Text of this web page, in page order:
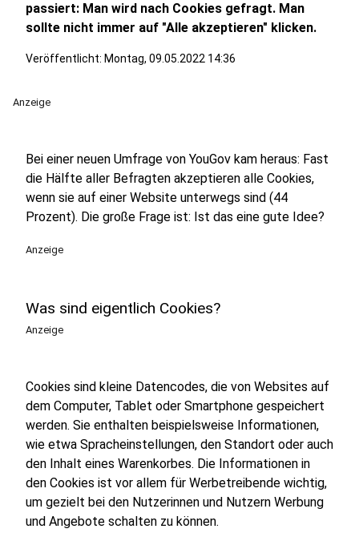
passiert: Man wird nach Cookies gefragt. Man
sollte nicht immer auf "Alle akzeptieren" klicken.
Veröffentlicht: Montag, 09.05.2022 14:36
Anzeige
Bei einer neuen Umfrage von YouGov kam heraus: Fast
die Hälfte aller Befragten akzeptieren alle Cookies,
wenn sie auf einer Website unterwegs sind (44
Prozent). Die große Frage ist: Ist das eine gute Idee?
Anzeige
Was sind eigentlich Cookies?
Anzeige
Cookies sind kleine Datencodes, die von Websites auf
dem Computer, Tablet oder Smartphone gespeichert
werden. Sie enthalten beispielsweise Informationen,
wie etwa Spracheinstellungen, den Standort oder auch
den Inhalt eines Warenkorbes. Die Informationen in
den Cookies ist vor allem für Werbetreibende wichtig,
um gezielt bei den Nutzerinnen und Nutzern Werbung
und Angebote schalten zu können.